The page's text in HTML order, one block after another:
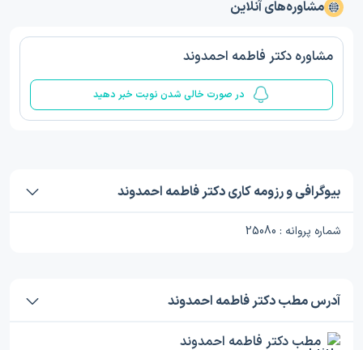
مشاوره‌های آنلاین
مشاوره دکتر فاطمه احمدوند
در صورت خالی شدن نوبت خبر دهید
بیوگرافی و رزومه کاری دکتر فاطمه احمدوند
شماره پروانه : 25080
آدرس مطب دکتر فاطمه احمدوند
مطب دکتر فاطمه احمدوند